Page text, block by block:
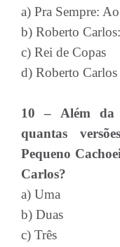
a) Pra Sempre:
b) Roberto
c) Rei de Copas
d) Roberto Carlos
10 – Além da
quantas
Pequeno
Carlos?
a) Uma
b) Duas
c) Três